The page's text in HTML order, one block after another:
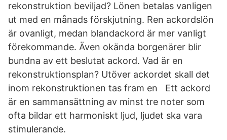
rekonstruktion beviljad? Lönen betalas vanligen
ut med en månads förskjutning. Ren ackordslön
är ovanligt, medan blandackord är mer vanligt
förekommande. Även okända borgenärer blir
bundna av ett beslutat ackord. Vad är en
rekonstruktionsplan? Utöver ackordet skall det
inom rekonstruktionen tas fram en Ett ackord
är en sammansättning av minst tre noter som
ofta bildar ett harmoniskt ljud, ljudet ska vara
stimulerande.